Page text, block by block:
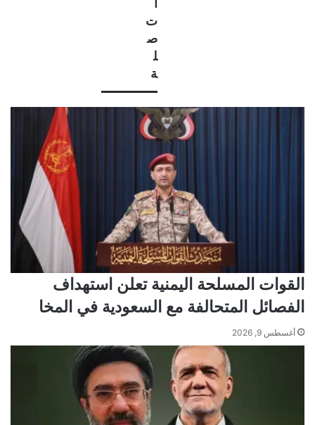
ت
ص
ل
ة
القوات المسلحة اليمنية تعلن استهداف
الفصائل المتحالفة مع السعودية في المخا
أغسطس 9, 2026